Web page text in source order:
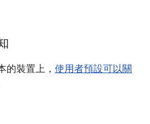
的裝置上， 使用者預設可以關